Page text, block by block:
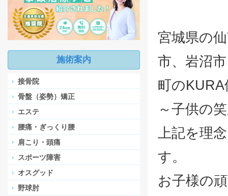
宮城県の
市、岩沼
町の
～子供の
上記を理
す。
お子様の
施術案内
接骨院
骨盤（姿勢）矯正
エステ
腰痛・ぎっくり腰
肩こり・頭痛
スポーツ障害
オスグッド
野球肘